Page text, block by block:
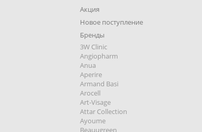
Акция
Новое поступление
Бренды
3W Clinic
Angiopharm
Anua
Aperire
Armand Basi
Arocell
Art-Visage
Attar Collection
Ayoume
Beauugreen